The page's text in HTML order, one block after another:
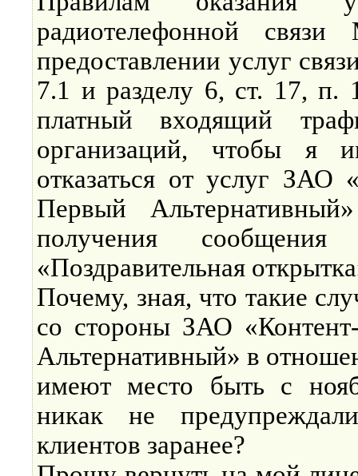
радиотелефонной
предоставлении услуг
7.1 и разделу 6, ст. 17, п.
платный входящий
организаций, чтобы я
отказаться от услуг ЗАО
Первый
получения сообщения
«Поздравительная
Почему, зная, что такие
со стороны ЗАО
Альтернативный» в
имеют место быть с
никак не
клиентов заранее?